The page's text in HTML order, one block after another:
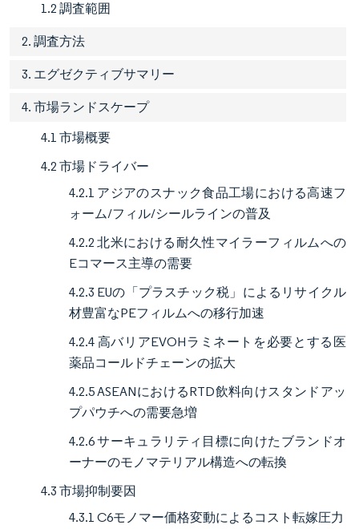
1.2 調査範囲
2. 調査方法
3. エグゼクティブサマリー
4. 市場ランドスケープ
4.1 市場概要
4.2 市場ドライバー
4.2.1 アジアのスナック食品工場における高速フ
ォーム/フィル/シールラインの普及
4.2.2 北米における耐久性マイラーフィルムへの
Eコマース主導の需要
4.2.3 EUの「プラスチック税」によるリサイクル
材豊富なPEフィルムへの移行加速
4.2.4 高バリアEVOHラミネートを必要とする医
薬品コールドチェーンの拡大
4.2.5 ASEANにおけるRTD飲料向けスタンドアッ
プパウチへの需要急増
4.2.6 サーキュラリティ目標に向けたブランドオ
ーナーのモノマテリアル構造への転換
4.3 市場抑制要因
4.3.1 C6モノマー価格変動によるコスト転嫁圧力